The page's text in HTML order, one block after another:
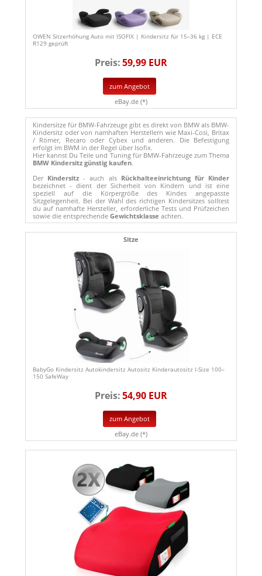
OWEN Sitzerhöhung Auto mit ISOFIX | Kindersitz für 15–36 kg | ECE
R129 geprüft
Preis:59,99 EUR
zum Angebot
eBay.de (*)
Kindersitze für BMW-Fahrzeuge gibt es direkt von BMW als BMW-
Kindersitz oder von namhaften Herstellern wie Maxi-Cosi, Britax
/ Römer, Recaro oder Cybex und anderen. Die Befestigung
erfolgt im BWM in der Regel über Isofix.
Hier kannst Du Teile und Tuning für BMW-Fahrzeuge zum Thema
BMW Kindersitz günstig kaufen.
Der Kindersitz - auch als Rückhalteeinrichtung für Kinder
bezeichnet - dient der Sicherheit von Kindern und ist eine
speziell auf die Körpergröße des Kindes angepasste
Sitzgelegenheit. Bei der Wahl des richtigen Kindersitzes solltest
du auf namhafte Hersteller, erforderliche Tests und Prüfzeichen
sowie die entsprechende Gewichtsklasse achten.
Sitze
BabyGo Kindersitz Autokindersitz Autositz Kinderautositz I-Size 100–
150 SafeWay
Preis:54,90 EUR
zum Angebot
eBay.de (*)